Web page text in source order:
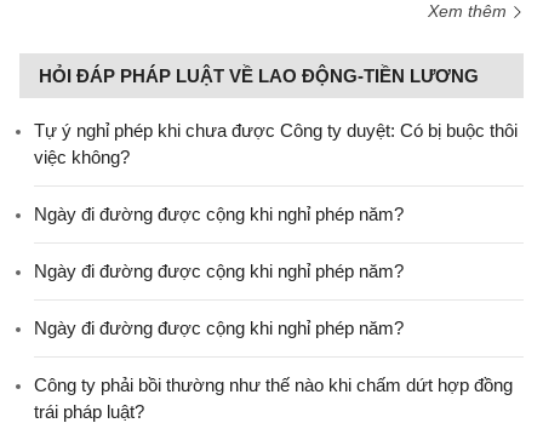
Xem thêm
HỎI ĐÁP PHÁP LUẬT VỀ LAO ĐỘNG-TIỀN LƯƠNG
Tự ý nghỉ phép khi chưa được Công ty duyệt: Có bị buộc thôi
việc không?
Ngày đi đường được cộng khi nghỉ phép năm?
Ngày đi đường được cộng khi nghỉ phép năm?
Ngày đi đường được cộng khi nghỉ phép năm?
Công ty phải bồi thường như thế nào khi chấm dứt hợp đồng
trái pháp luật?